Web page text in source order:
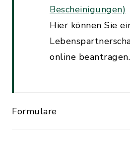
Bescheinigungen)
Hier können Sie
online beantragen.
Formulare